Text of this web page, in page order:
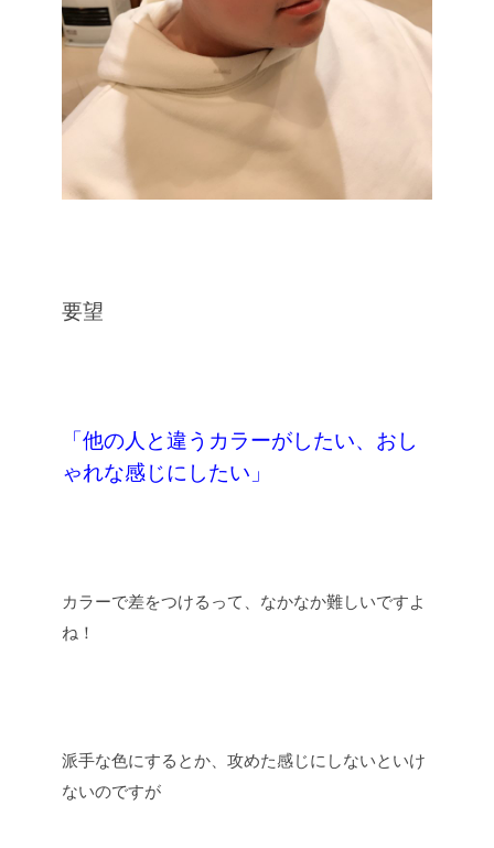
要望
「他の人と違うカラーがしたい、おし
ゃれな感じにしたい」
カラーで差をつけるって、なかなか難しいですよ
ね！
派手な色にするとか、攻めた感じにしないといけ
ないのですが